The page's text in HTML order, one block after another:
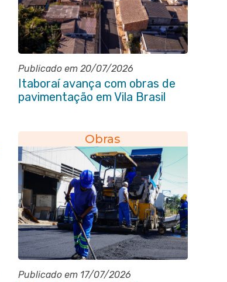
Publicado em 20/07/2026
Itaboraí avança com obras de
pavimentação em Vila Brasil
Obras
Publicado em 17/07/2026